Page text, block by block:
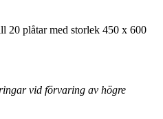
20 plåtar med storlek 450 x 600
vid förvaring av högre